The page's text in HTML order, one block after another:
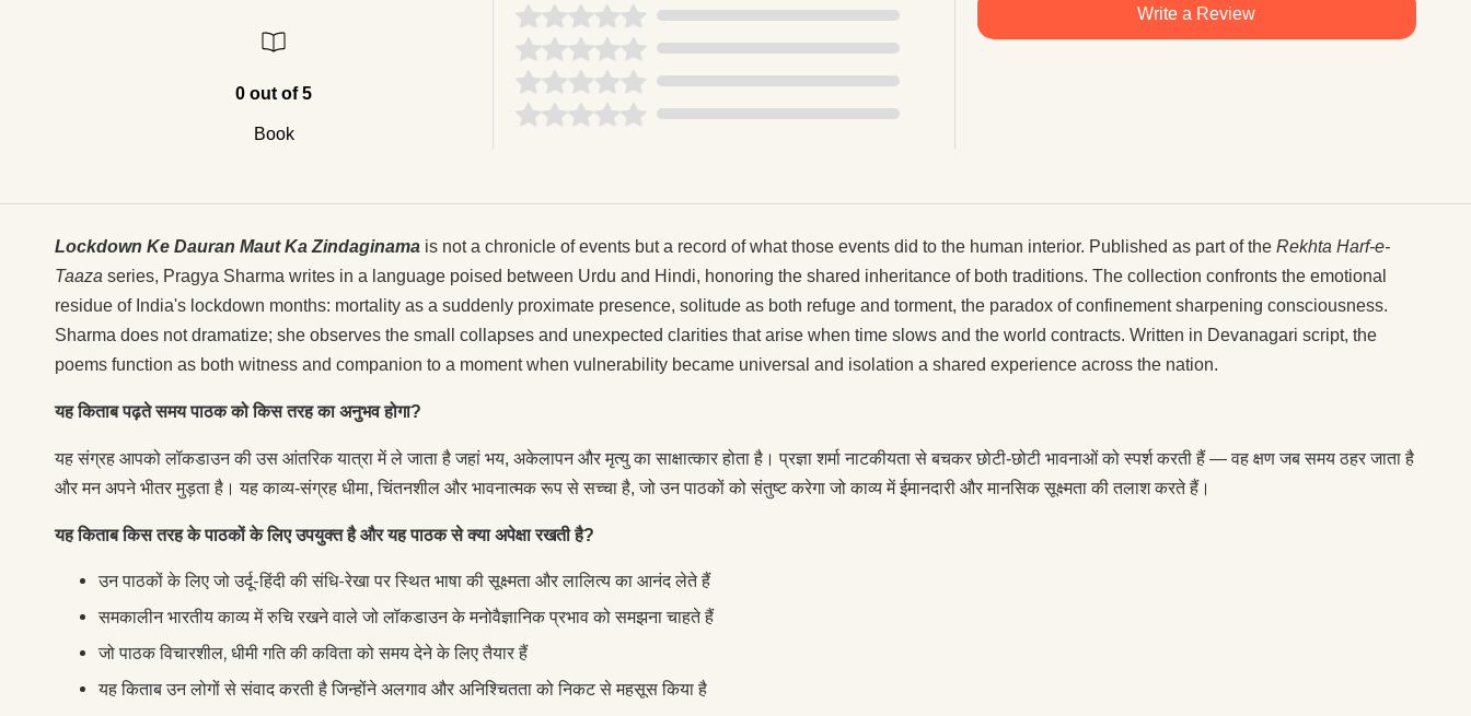
0 out of 5
Book
Write a Review
Lockdown Ke Dauran Maut Ka Zindaginama is not a chronicle of events but a record of what those events did to the human interior. Published as part of the Rekhta Harf-e-
Taaza series, Pragya Sharma writes in a language poised between Urdu and Hindi, honoring the shared inheritance of both traditions. The collection confronts the emotional
residue of India's lockdown months: mortality as a suddenly proximate presence, solitude as both refuge and torment, the paradox of confinement sharpening consciousness.
Sharma does not dramatize; she observes the small collapses and unexpected clarities that arise when time slows and the world contracts. Written in Devanagari script, the
poems function as both witness and companion to a moment when vulnerability became universal and isolation a shared experience across the nation.
यह किताब पढ़ते समय पाठक को किस तरह का अनुभव होगा?
यह संग्रह आपको लॉकडाउन की उस आंतरिक यात्रा में ले जाता है जहां भय, अकेलापन और मृत्यु का साक्षात्कार होता है। प्रज्ञा शर्मा नाटकीयता से बचकर छोटी-छोटी भावनाओं को स्पर्श करती हैं — वह क्षण जब समय ठहर जाता है
और मन अपने भीतर मुड़ता है। यह काव्य-संग्रह धीमा, चिंतनशील और भावनात्मक रूप से सच्चा है, जो उन पाठकों को संतुष्ट करेगा जो काव्य में ईमानदारी और मानसिक सूक्ष्मता की तलाश करते हैं।
यह किताब किस तरह के पाठकों के लिए उपयुक्त है और यह पाठक से क्या अपेक्षा रखती है?
उन पाठकों के लिए जो उर्दू-हिंदी की संधि-रेखा पर स्थित भाषा की सूक्ष्मता और लालित्य का आनंद लेते हैं
समकालीन भारतीय काव्य में रुचि रखने वाले जो लॉकडाउन के मनोवैज्ञानिक प्रभाव को समझना चाहते हैं
जो पाठक विचारशील, धीमी गति की कविता को समय देने के लिए तैयार हैं
यह किताब उन लोगों से संवाद करती है जिन्होंने अलगाव और अनिश्चितता को निकट से महसूस किया है